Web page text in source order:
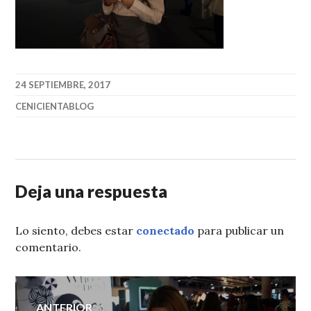
24 SEPTIEMBRE, 2017
CENICIENTABLOG
Deja una respuesta
Lo siento, debes estar conectado para publicar un
comentario.
Navegación
ANTERIOR